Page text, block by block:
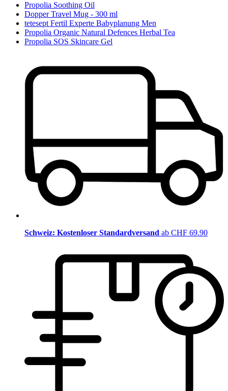
Propolia Soothing Oil
Dopper Travel Mug - 300 ml
tetesept Fertil Experte Babyplanung Men
Propolia Organic Natural Defences Herbal Tea
Propolia SOS Skincare Gel
Schweiz: Kostenloser Standardversand ab CHF 69.90